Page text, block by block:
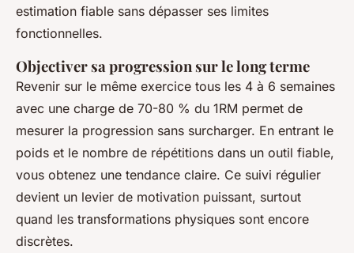
estimation fiable sans dépasser ses limites
fonctionnelles.
Objectiver sa progression sur le long terme
Revenir sur le même exercice tous les 4 à 6 semaines
avec une charge de 70-80 % du 1RM permet de
mesurer la progression sans surcharger. En entrant le
poids et le nombre de répétitions dans un outil fiable,
vous obtenez une tendance claire. Ce suivi régulier
devient un levier de motivation puissant, surtout
quand les transformations physiques sont encore
discrètes.